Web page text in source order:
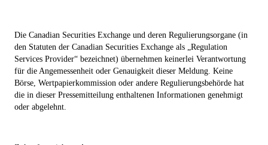
Die Canadian Securities Exchange und deren Regulierungsorgane (in
den Statuten der Canadian Securities Exchange als „Regulation
Services Provider“ bezeichnet) übernehmen keinerlei Verantwortung
für die Angemessenheit oder Genauigkeit dieser Meldung. Keine
Börse, Wertpapierkommission oder andere Regulierungsbehörde hat
die in dieser Pressemitteilung enthaltenen Informationen genehmigt
oder abgelehnt.